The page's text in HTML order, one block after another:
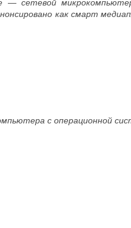
— сетевой
как смарт
с операционной